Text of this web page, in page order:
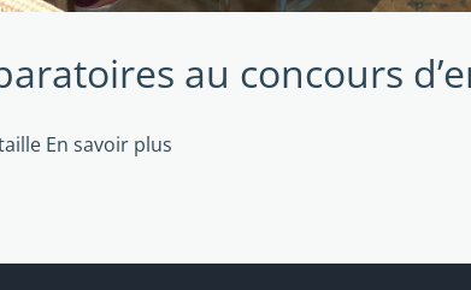
au concours
En savoir plus